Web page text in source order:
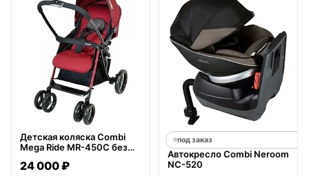
Детская коляска Combi
Mega Ride MR-450C без
24 000 ₽
под заказ
Автокресло Combi Neroom
NC-520